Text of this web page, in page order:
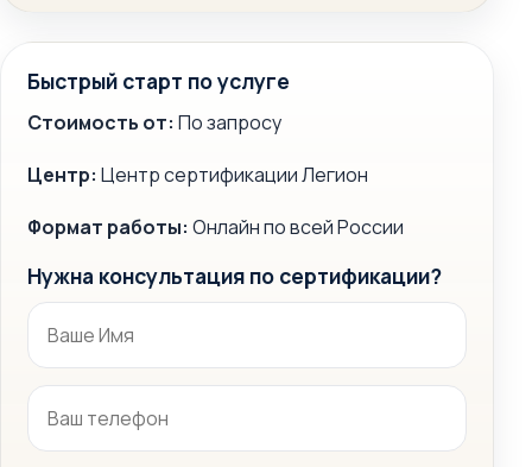
Быстрый старт по услуге
Стоимость от: По запросу
Центр: Центр сертификации Легион
Формат работы: Онлайн по всей России
Нужна консультация по сертификации?